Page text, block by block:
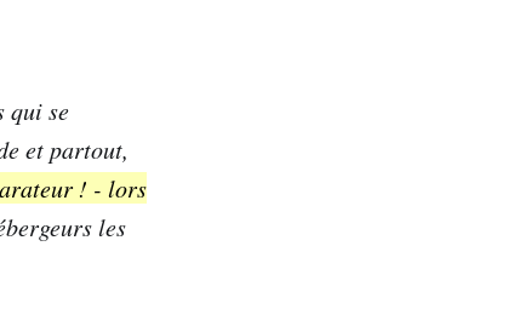
qui se
et partout,
! - lors
les